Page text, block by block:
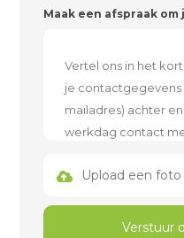
Maak een afspraak
Upload een
Verstuur